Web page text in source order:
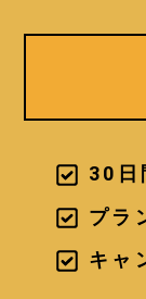
を防
・お
の配信
供を行
・当
ご利
の個人
30日
プラ
キャ